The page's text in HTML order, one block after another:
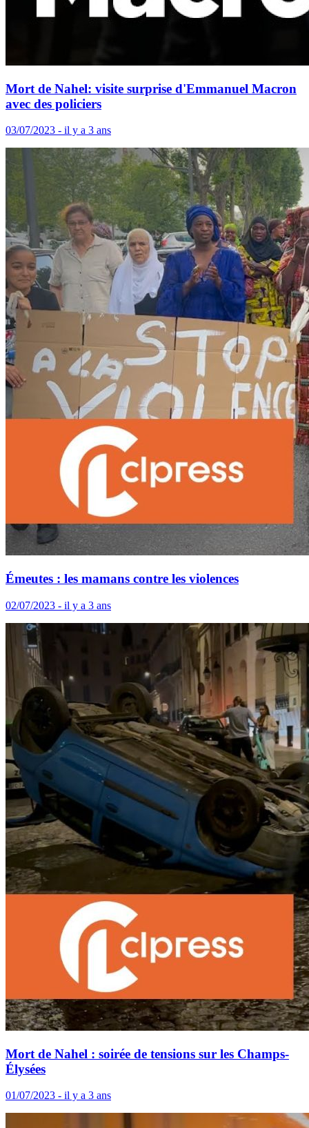
Mort de Nahel: visite surprise d'Emmanuel Macron
avec des policiers
03/07/2023 - il y a 3 ans
Émeutes : les mamans contre les violences
02/07/2023 - il y a 3 ans
Mort de Nahel : soirée de tensions sur les Champs-
Élysées
01/07/2023 - il y a 3 ans